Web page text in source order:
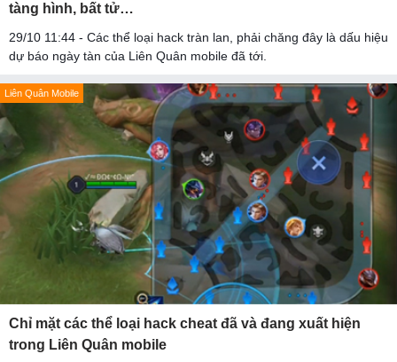
tàng hình, bất tử…
29/10 11:44 - Các thể loại hack tràn lan, phải chăng đây là dấu hiệu
dự báo ngày tàn của Liên Quân mobile đã tới.
Liên Quân Mobile
Chỉ mặt các thể loại hack cheat đã và đang xuất hiện
trong Liên Quân mobile